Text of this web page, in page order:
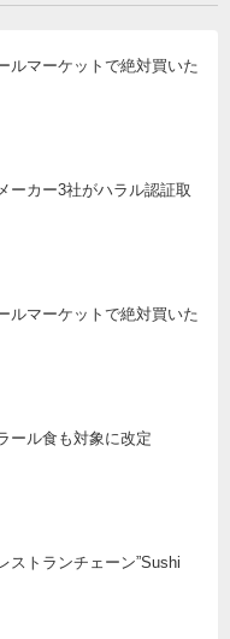
ルマーケットで絶対買いた
ーカー3社がハラル認証取
ルマーケットで絶対買いた
ール食も対象に改定
ストランチェーン”Sushi